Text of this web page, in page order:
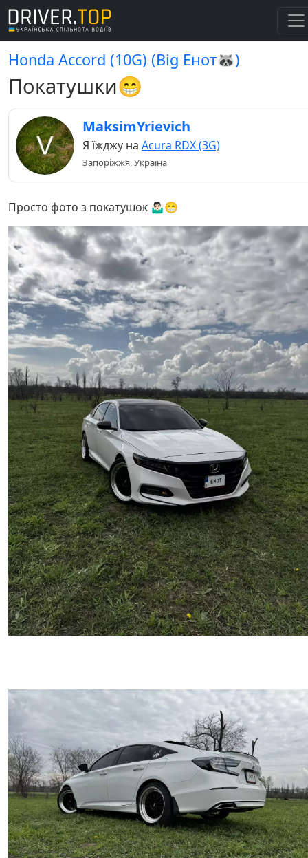
Honda Accord (10G) (Big Енот🦝)
Покатушки😁
MaksimYrievich
Я їжджу на Acura RDX (3G)
Запоріжжя, Україна
Просто фото з покатушок 🤷🏻‍♂️😁